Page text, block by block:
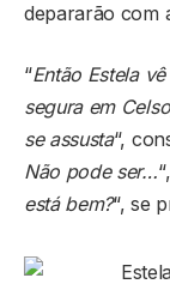
depararão com
“Então Estela
segura em
se assusta“,
Não pode ser…
está bem?“, se